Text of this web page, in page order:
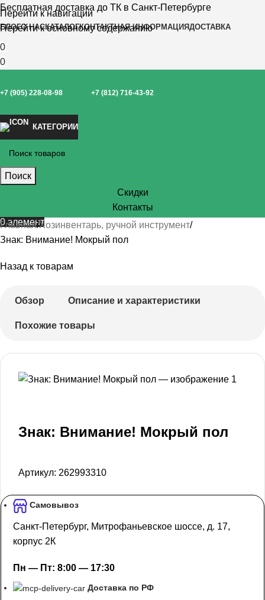
Перейти к навигации
Перейти к основному содержанию
Бесплатная доставка до ТК в Санкт-Петербурге
БЛОГО НАСКАТАЛОГКОНТАКТНАЯ ИНФОРМАЦИЯДОСТАВКА
0
0
+7 (905) 228-08-98 +7 (812) 716-43-92
КАТЕГОРИИ
Поиск
Скидки
Контакты
0элемент
Главная Хозинвентарь, ручной инструмент
Знак: Внимание! Мокрый пол
Назад к товарам
Обзор Описание и характеристики
Похожие товары
Знак: Внимание! Мокрый пол
Артикул: 262993310
Самовывоз
Санкт-Петербург, Митрофаньевское шоссе, д. 17,
корпус 2К
Пн — Пт: 8:00 — 17:30
Доставка по РФ